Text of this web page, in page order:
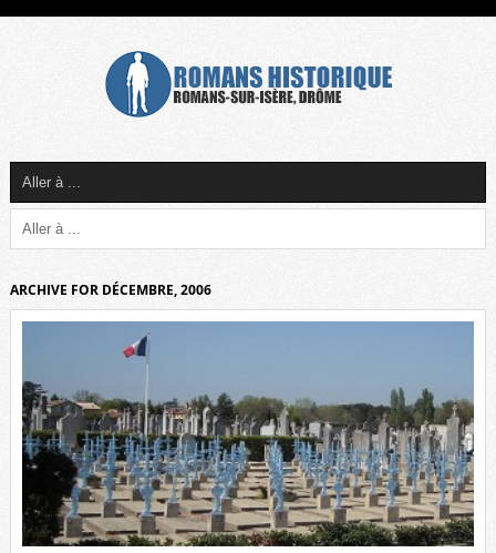
ARCHIVE FOR DÉCEMBRE, 2006